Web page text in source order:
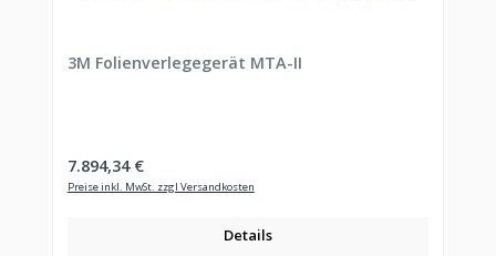
3M Folienverlegegerät MTA-II
Regulärer Preis:
7.894,34 €
Preise inkl. MwSt. zzgl Versandkosten
Details